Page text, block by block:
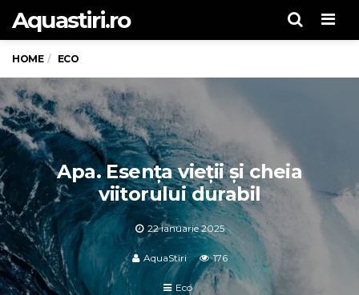
Aquastiri.ro
HOME ECO
Apa. Esența vieții și cheia
viitorului durabil
22 ianuarie 2025
AquaStiri 176
Eco